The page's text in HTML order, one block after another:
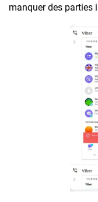
manquer des parties